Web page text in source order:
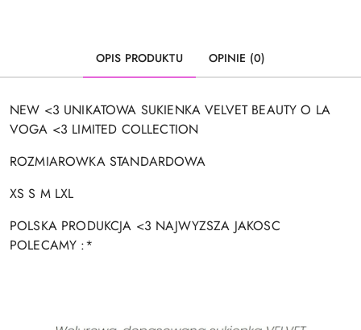
OPIS PRODUKTU OPINIE (0)
NEW <3 UNIKATOWA SUKIENKA VELVET BEAUTY O LA
VOGA <3 LIMITED COLLECTION
ROZMIAROWKA STANDARDOWA
XS S M LXL
POLSKA PRODUKCJA <3 NAJWYZSZA JAKOSC
POLECAMY :*